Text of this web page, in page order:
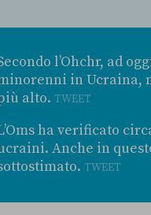
l’Ohchr, ad
in Ucraina,
alto. TWEET
ha verificato
Anche in
TWEET